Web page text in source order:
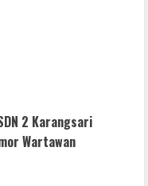
2 Karangsari
Wartawan